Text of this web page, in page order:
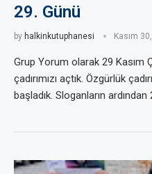
29. Günü
by halkinkutuphanesi Kasım
Grup Yorum olarak 29 Kasım
çadırımızı açtık. Özgürlük
başladık. Sloganların ardından